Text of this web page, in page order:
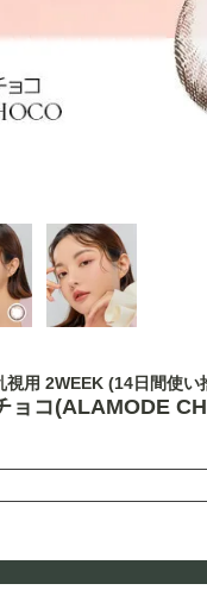
用 2WEEK (14日間使い
ョコ(ALAMODE